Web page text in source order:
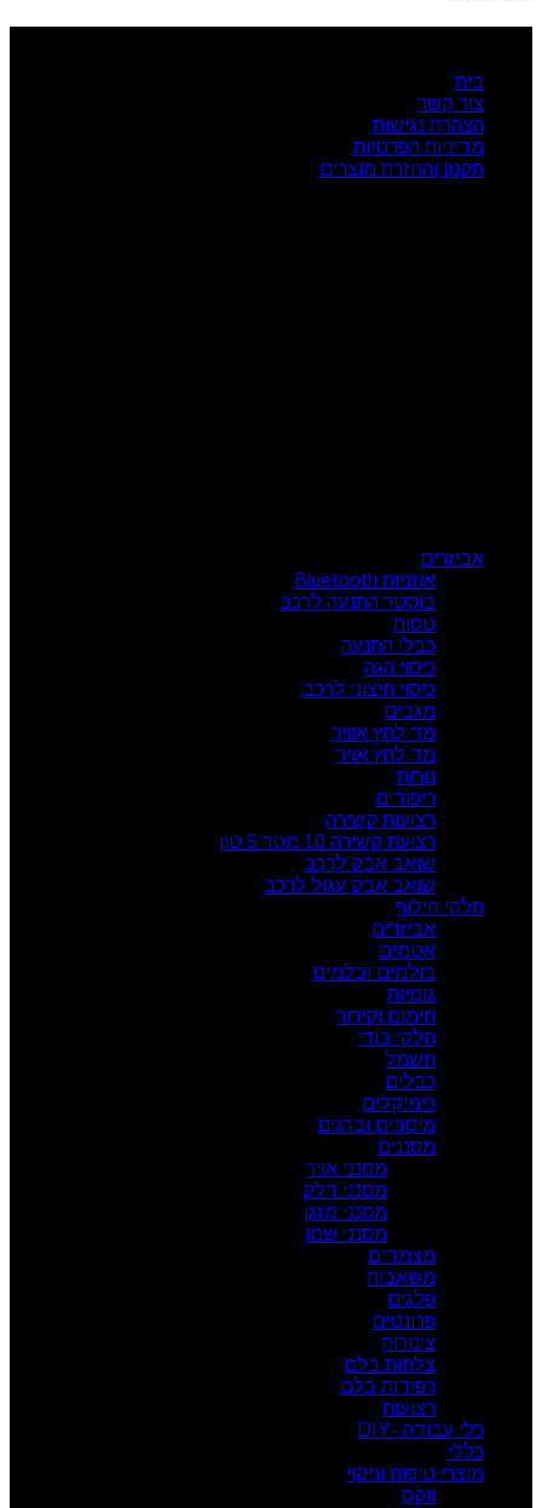
בית
צור קשר
הצהרת נגישות
מדיניות הפרטיות
תקנון והחזרת מוצרים
אביזרים
אוזניות Bluetooth
בוסטר התנעה לרכב
טסות
כבלי התנעה
כיסוי הגה
כיסוי חיצוני לרכב
מגבים
מד לחץ אוויר
מד לחץ אויר
נורות
ריפודים
רצועות קשירה
רצועת קשירה 10 מטר 5 טון
שואב אבק לרכב
שואב אבק עגול לרכב
חלקי חילוף
אביזרים
אטמים
בולמים ובלמים
גומיות
חימום וקירור
חלקי בודי
חשמל
כבלים
כימיקלים
מיסבים וברגים
מסננים
מסנני אויר
מסנני דלק
מסנני מזגן
מסנני שמן
מצמדים
משאבות
פלגים
פרונטים
צינורות
צלחות בלם
רפידות בלם
רצועות
כלי עבודה -DIY
כללי
מוצרי טיפוח וניקוי
ווקס